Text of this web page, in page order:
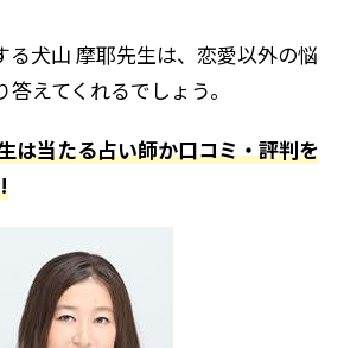
る犬山 摩耶先生は、恋愛以外の悩
えてくれるでしょう。
は当たる占い師か口コミ・評判を